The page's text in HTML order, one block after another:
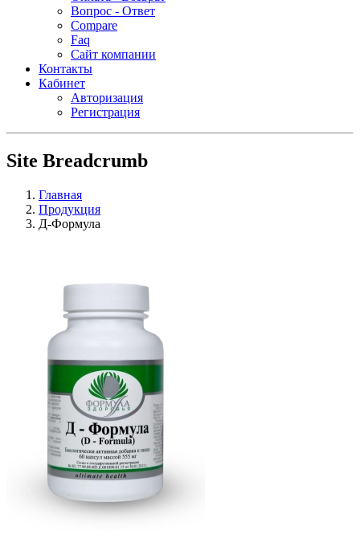
Вопрос - Ответ
Compare
Faq
Сайт компании
Контакты
Кабинет
Авторизация
Регистрация
Site Breadcrumb
Главная
Продукция
Д-Формула